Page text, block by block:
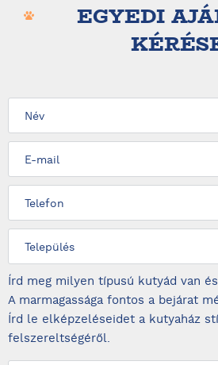
EGYEDI
Írd meg milyen típusú kutyád van
A marmagassága fontos a bejárat
Írd le elképzeléseidet a kutyaház
felszereltségéről.